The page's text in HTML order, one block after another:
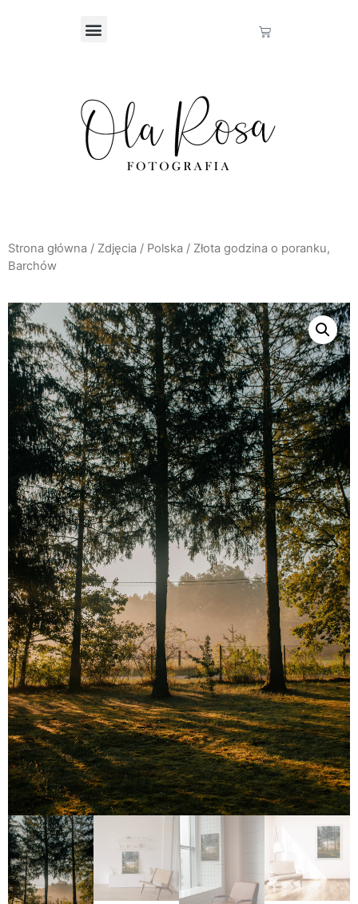
Strona główna / Zdjęcia / Polska / Złota godzina o poranku,
Barchów